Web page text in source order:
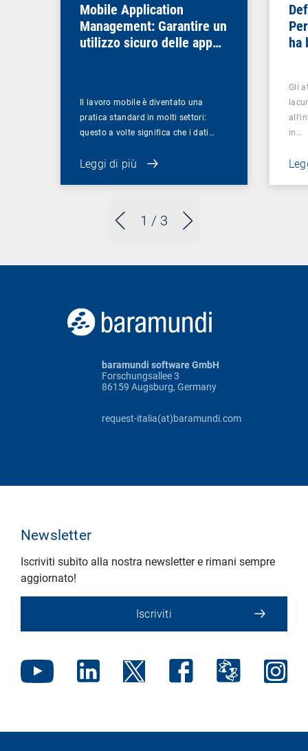
1 / 3
Mobile Application
Management: Garantire un
utilizzo sicuro delle app
Il lavoro mobile è diventato una
pratica standard in molti settori:
questo a volte significa che i dati…
Leggi di più
ha
Gli
in…
baramundi software GmbH
Forschungsallee 3
86159 Augsburg, Germany
request-italia(at)baramundi.com
Newsletter
Iscriviti subito alla nostra newsletter e rimani sempre
aggiornato!
Iscriviti